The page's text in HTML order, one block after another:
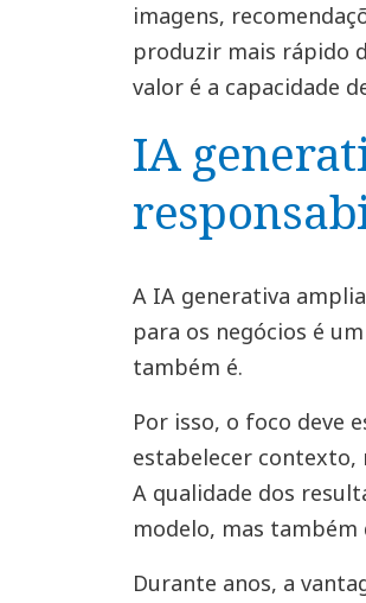
imagens,
produzir mais rápido
valor é a capacidade
IA
A IA generativa
para os negócios é
também é.
Por isso, o foco deve
estabelecer contexto,
A qualidade dos
modelo, mas também
Durante anos, a